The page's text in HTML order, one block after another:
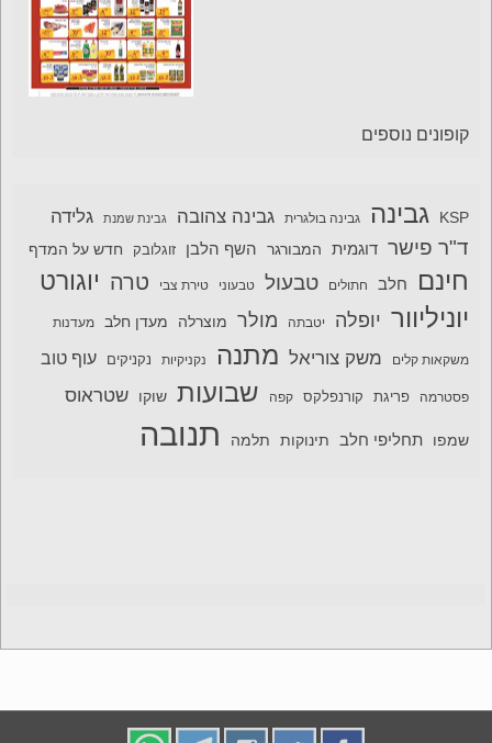
קופונים נוספים
KSP גבינה גבינה בולגרית גבינה צהובה גבינת שמנת גלידה
ד"ר פישר דוגמית המבורגר השף הלבן זוגלובק חדש על המדף
חינם חלב חתולים טבעול טבעוני טירת צבי טרה יוגורט
יוניליוור יופלה יטבתה מולר מוצרלה מעדן חלב מעדנות
משקאות קלים משק צוריאל מתנה נקניקיות נקניקים עוף טוב
פסטרמה פריגת קורנפלקס קפה שבועות שוקו שטראוס
שמפו תחליפי חלב תינוקות תלמה תנובה